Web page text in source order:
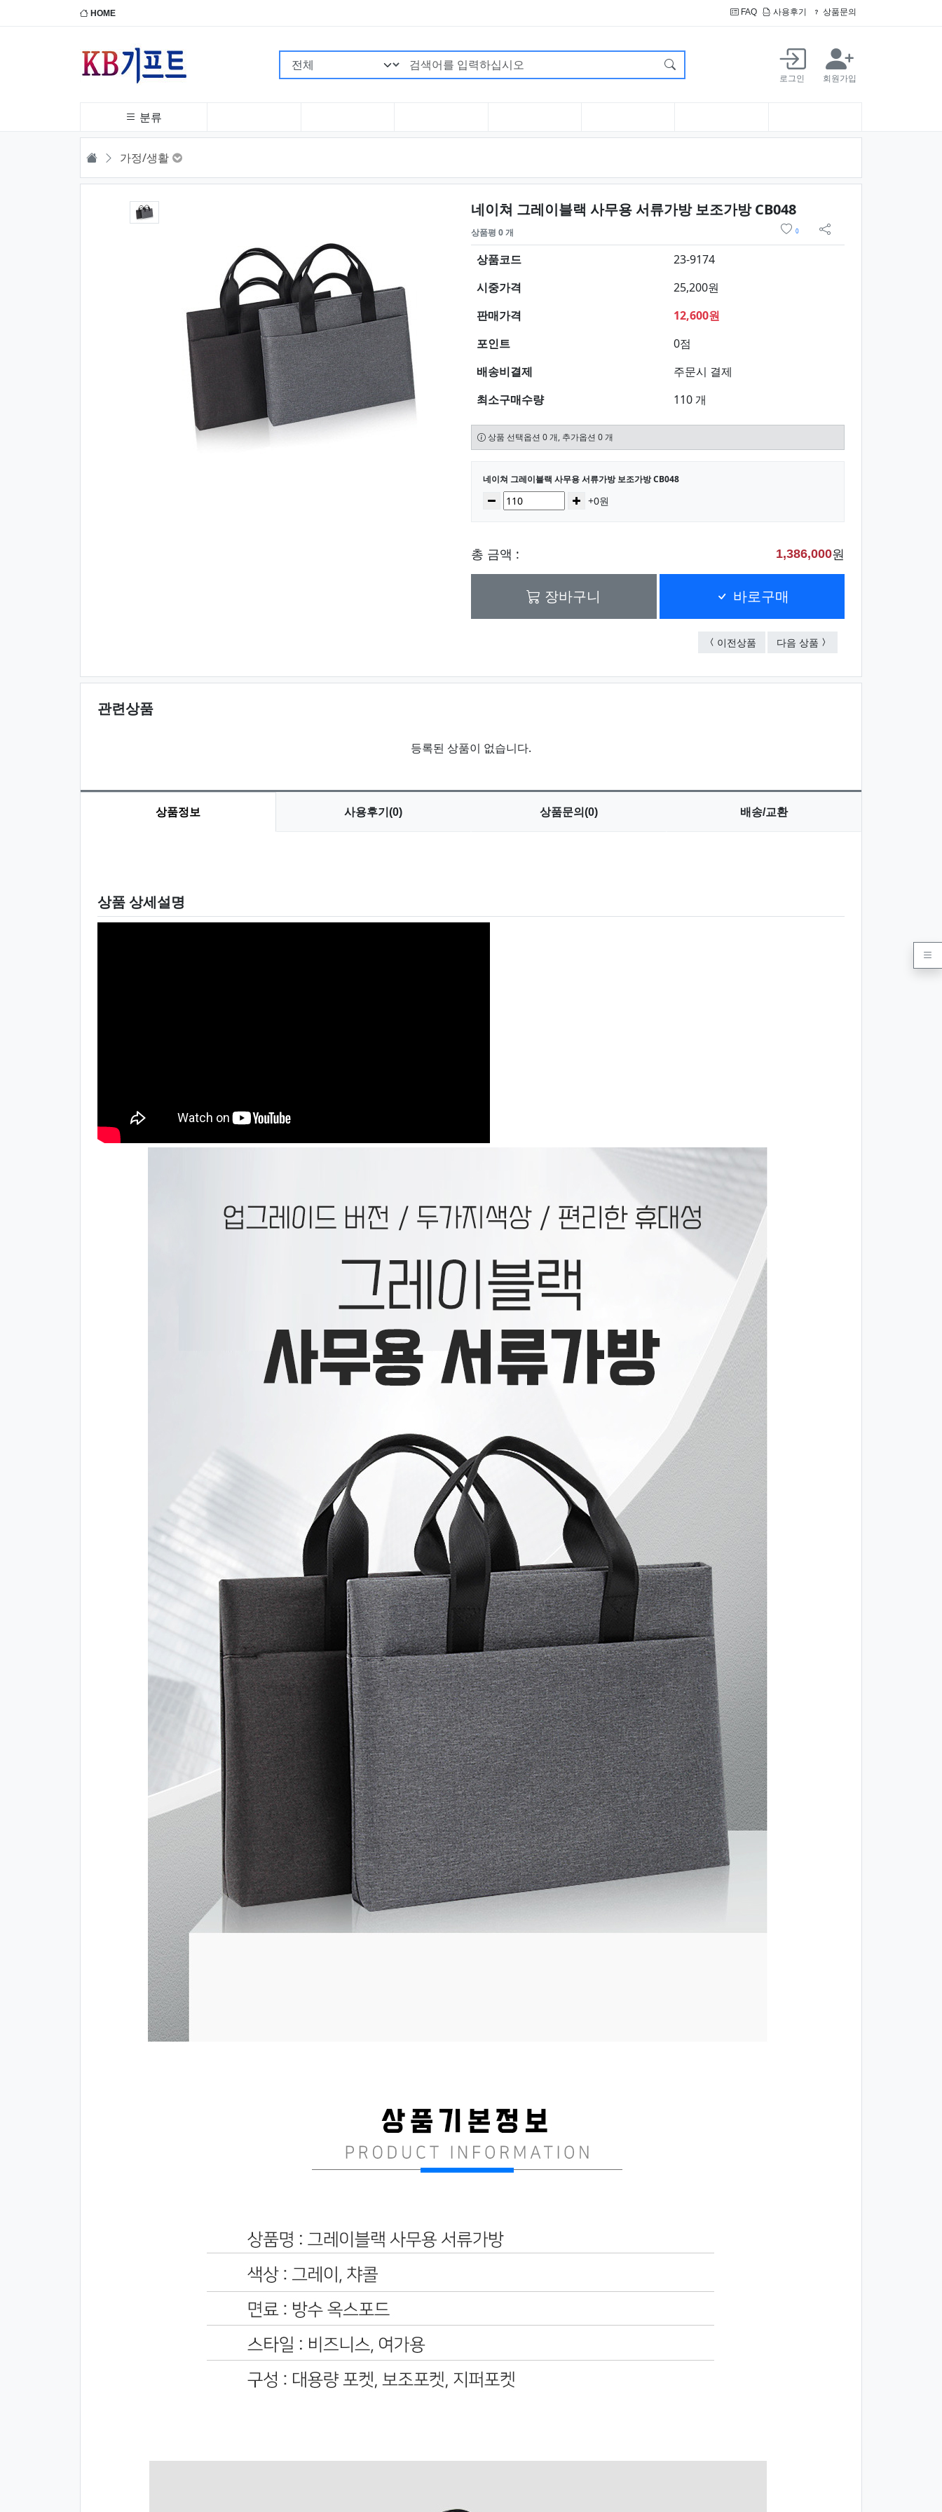
HOME FAQ 사용후기 상품문의
검색어 필수
로그인 회원가입
분류
HOME 가정/생활
네이쳐 그레이블랙 사무용 서류가방 보조가방 CB048요약정보 및 구매
상품평 0 개 0
sns 공유
상품코드
23-9174
시중가격
25,200원
판매가격
12,600원
포인트
0점
배송비결제
주문시 결제
최소구매수량
110 개
상품 선택옵션 0 개, 추가옵션 0 개
선택된 옵션
네이쳐 그레이블랙 사무용 서류가방 보조가방 CB048
수량감소 증가+0원
총 금액 : 1,386,000원
장바구니 바로구매
이전상품 네이쳐 컴퍼니 노트북 서류 가방(고급형)
다음 상품 에코라이프 대용량 수납 학
관련상품
등록된 상품이 없습니다.
상품정보 사용후기(0) 상품문의(0) 배송/교환
상품 상세설명